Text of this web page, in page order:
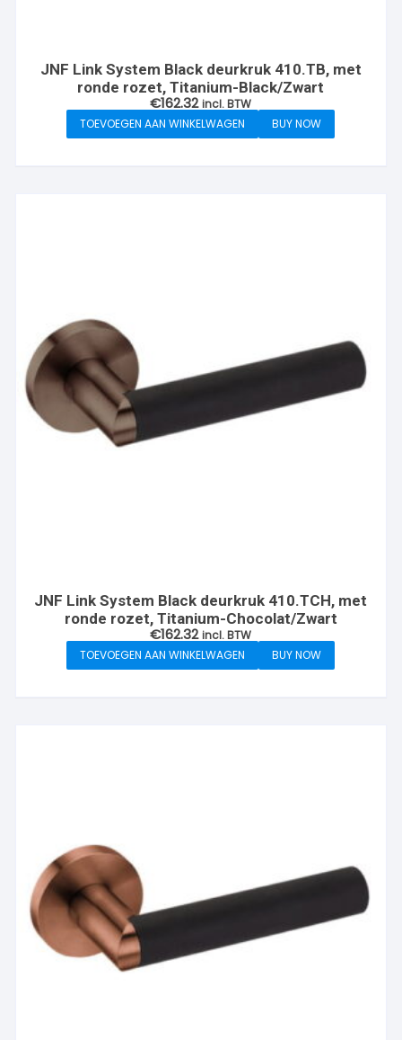
JNF Link System Black deurkruk 410.TB, met
ronde rozet, Titanium-Black/Zwart
€162.32 incl. BTW
TOEVOEGEN AAN WINKELWAGEN
BUY NOW
JNF Link System Black deurkruk 410.TCH, met
ronde rozet, Titanium-Chocolat/Zwart
€162.32 incl. BTW
TOEVOEGEN AAN WINKELWAGEN
BUY NOW